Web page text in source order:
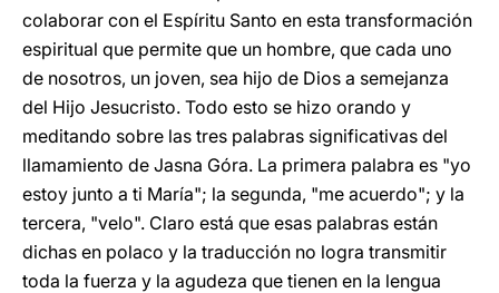
colaborar con el Espíritu Santo en esta transformación
espiritual que permite que un hombre, que cada uno
de nosotros, un joven, sea hijo de Dios a semejanza
del Hijo Jesucristo. Todo esto se hizo orando y
meditando sobre las tres palabras significativas del
llamamiento de Jasna Góra. La primera palabra es "yo
estoy junto a ti María"; la segunda, "me acuerdo"; y la
tercera, "velo". Claro está que esas palabras están
dichas en polaco y la traducción no logra transmitir
toda la fuerza y la agudeza que tienen en la lengua